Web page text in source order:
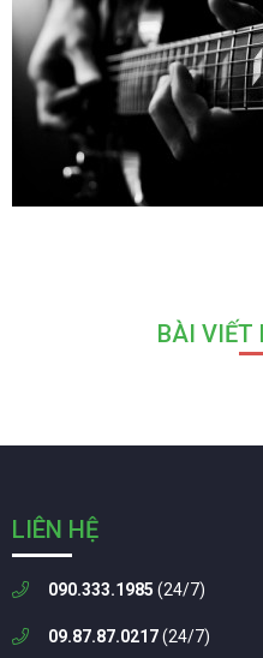
BÀI VIẾT
LIÊN HỆ
090.333.1985 (24/7)
09.87.87.0217(24/7)